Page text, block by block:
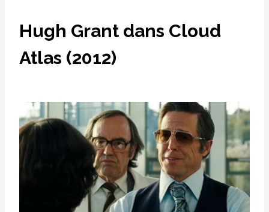
Hugh Grant dans Cloud
Atlas (2012)